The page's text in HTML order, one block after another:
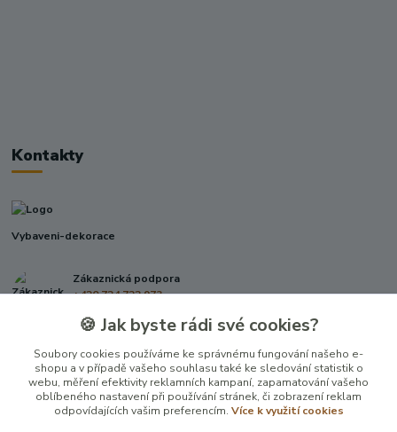
Kontakty
Vybaveni-dekorace
Zákaznická podpora
+420 724 722 973
info@vybaveni-dekorace.cz
🍪 Jak byste rádi své cookies?
Soubory cookies používáme ke správnému fungování našeho e-
shopu a v případě vašeho souhlasu také ke sledování statistik o
webu, měření efektivity reklamních kampaní, zapamatování vašeho
oblíbeného nastavení při používání stránek, či zobrazení reklam
odpovídajících vašim preferencím. Více k využití cookies